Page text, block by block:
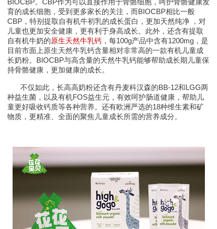
BIOCBP。CBP作为可以直接作用于骨骼细胞，呵护骨骼健康发
育的成长细胞，受到更多家长的关注，而BIOCBP相比一般
CBP，特别提取自有机牛初乳的成长蛋白，更加天然纯净 ，对
儿童也更加安全健康，更有利于身高成长。此外，还含有提取
自有机牛奶的原生天然牛乳钙 ， 每100g产品中含有1200mg ，是
目前市面上原生天然牛乳钙含量相对非常高的一款有机儿童成
长奶粉。BIOCBP与高含量的天然牛乳钙能够帮助成长期儿童保
持骨骼健康，更加健康的成长。
不仅如此，长高高奶粉还含有丹麦科汉森的BB-12和LGG两
种益生菌，以及有机FOS益生元，有效呵护肠道健康，帮助儿
童更好吸收钙质等各种营养。还有欧洲严选的18种维生素和矿
物质，更精准、全面的聚焦儿童成长所需的营养成分。